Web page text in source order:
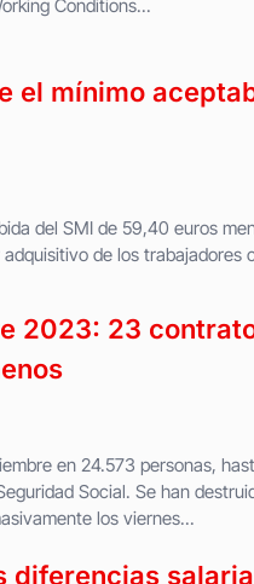
Conditions...
el mínimo
del SMI de 59,40 euros
de los trabajadores
2023: 23
en 24.573 personas,
Social. Se han
los viernes...
diferencias